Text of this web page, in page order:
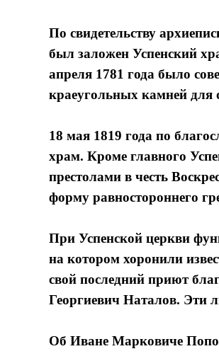
По свидетельству
был заложен Успенский
апреля 1781 года было
краеугольных камней для
18 мая 1819 года по
храм. Кроме главного
престолами в честь
форму равностороннего
При Успенской церкви
на котором хоронили
свой последний приют
Георгиевич Наталов. Эти
Об Иване Марковиче